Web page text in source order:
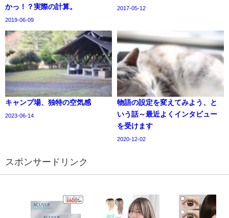
かっ！？実際の計算。
2019-06-09
2017-05-12
キャンプ場、独特の空気感
2023-06-14
物語の設定を変えてみよう、と
いう話～最近よくインタビュー
を受けます
2020-12-02
スポンサードリンク